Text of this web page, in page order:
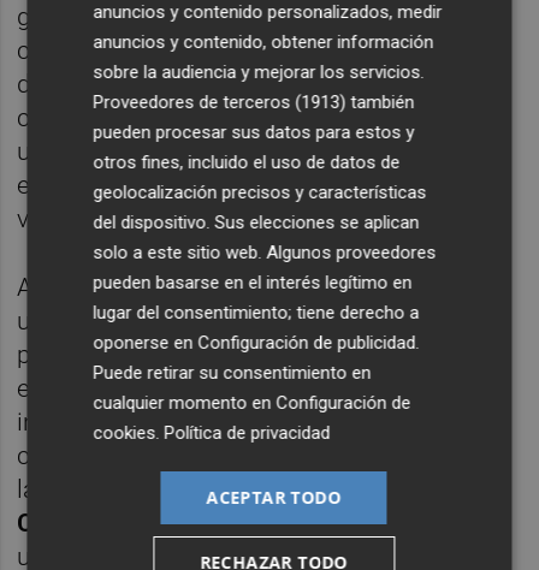
gran potencial del entorno aeroportuario
como espacio para actividades de
demostración tecnológica y ensayo, así
como la posibilidad de colaboración con
universidades, empresas tractoras de la
economía y otros agentes del sistema
valenciano de innovación.
Asimismo, esta propuesta se concibe como
una capacidad complementaria a las
plataformas de coordinación existentes,
entre ellasREDIT Defensa, en donde está
integrado el Centro Tecnológico
castellonense junto al resto de institutos de
la
Red de Institutos Tecnológicos de la
Comunitat Valenciana(REDIT), aportando
una infraestructura especializada en
anuncios y contenido personalizados, medir
anuncios y contenido, obtener información
sobre la audiencia y mejorar los servicios.
Proveedores de terceros (1913) también
pueden procesar sus datos para estos y
otros fines, incluido el uso de datos de
geolocalización precisos y características
del dispositivo. Sus elecciones se aplican
solo a este sitio web. Algunos proveedores
pueden basarse en el interés legítimo en
lugar del consentimiento; tiene derecho a
oponerse enConfiguración de publicidad.
Puede retirar su consentimiento en
cualquier momento enConfiguración de
cookies.Política de privacidad
ACEPTAR TODO
RECHAZAR TODO